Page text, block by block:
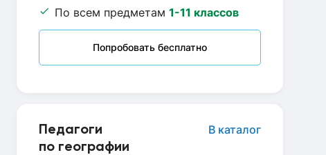
По всем предметам 1-11 классов
Попробовать бесплатно
Педагоги
по географии
В каталог